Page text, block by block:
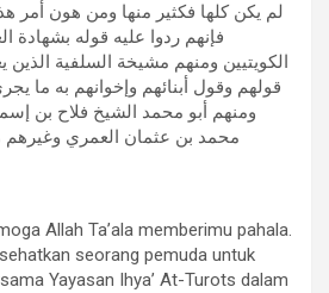
لم يكن كلها فكثير منها ومن هون أمر
فإنهم ردوا عليه قوله بشهادة
الكويتيين ومنهم مشيخة السلفية الذين
قولهم وقول أبنائهم وإخوانهم به ما
ومنهم أبو محمد الشيخ فلاح بن
محمد بن عثمان العمري
Allah Ta’ala memberimu pahala.
seorang pemuda untuk
Yayasan Ihya’ At-Turots dalam